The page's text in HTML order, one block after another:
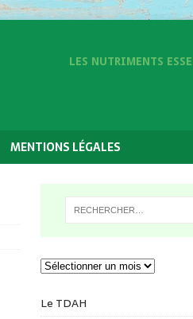
LES NUTRIMENTS
MENTIONS LÉGALES
Le TDAH